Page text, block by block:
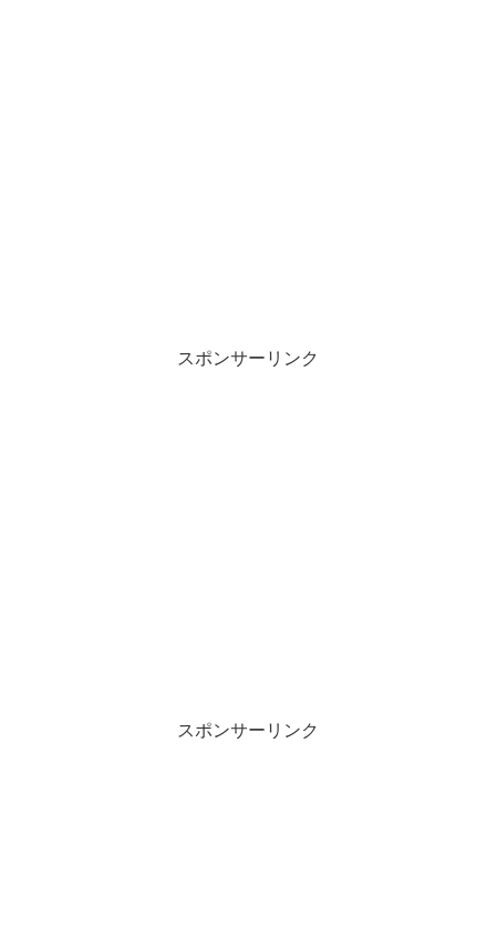
スポンサーリンク
スポンサーリンク